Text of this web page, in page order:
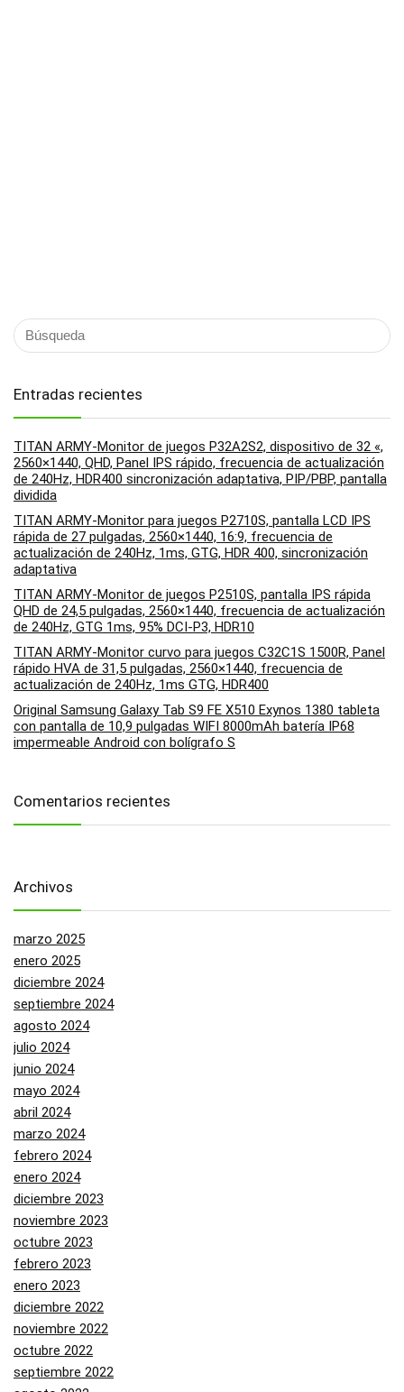
Entradas recientes
TITAN ARMY-Monitor de juegos P32A2S2, dispositivo de 32 «,
2560×1440, QHD, Panel IPS rápido, frecuencia de actualización
de 240Hz, HDR400 sincronización adaptativa, PIP/PBP, pantalla
dividida
TITAN ARMY-Monitor para juegos P2710S, pantalla LCD IPS
rápida de 27 pulgadas, 2560×1440, 16:9, frecuencia de
actualización de 240Hz, 1ms, GTG, HDR 400, sincronización
adaptativa
TITAN ARMY-Monitor de juegos P2510S, pantalla IPS rápida
QHD de 24,5 pulgadas, 2560×1440, frecuencia de actualización
de 240Hz, GTG 1ms, 95% DCI-P3, HDR10
TITAN ARMY-Monitor curvo para juegos C32C1S 1500R, Panel
rápido HVA de 31,5 pulgadas, 2560×1440, frecuencia de
actualización de 240Hz, 1ms GTG, HDR400
Original Samsung Galaxy Tab S9 FE X510 Exynos 1380 tableta
con pantalla de 10,9 pulgadas WIFI 8000mAh batería IP68
impermeable Android con bolígrafo S
Comentarios recientes
Archivos
marzo 2025
enero 2025
diciembre 2024
septiembre 2024
agosto 2024
julio 2024
junio 2024
mayo 2024
abril 2024
marzo 2024
febrero 2024
enero 2024
diciembre 2023
noviembre 2023
octubre 2023
febrero 2023
enero 2023
diciembre 2022
noviembre 2022
octubre 2022
septiembre 2022